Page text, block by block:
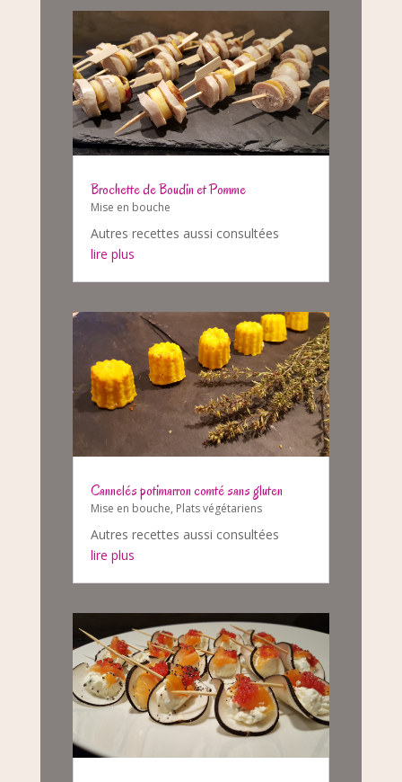
Brochette de Boudin et Pomme
Mise en bouche
Autres recettes aussi consultées
lire plus
Cannelés potimarron comté sans gluten
Mise en bouche, Plats végétariens
Autres recettes aussi consultées
lire plus